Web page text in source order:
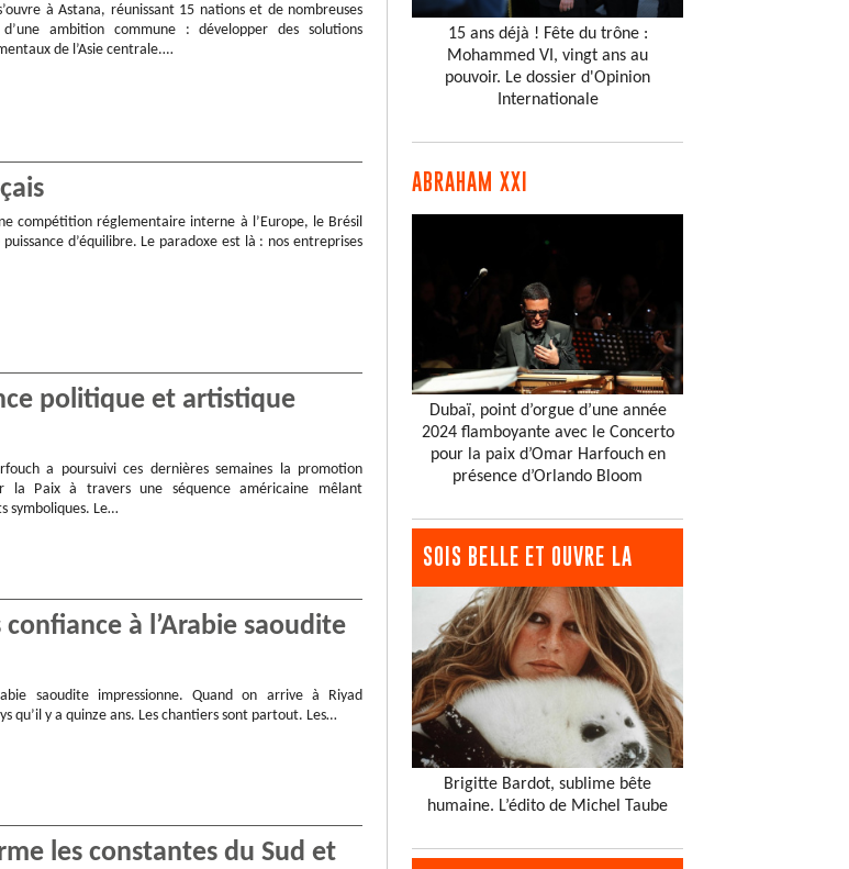
à Astana, réunissant 15 nations et de nombreuses
ambition commune : développer des solutions
de l’Asie centrale.…
compétition réglementaire interne à l’Europe, le Brésil
d’équilibre. Le paradoxe est là : nos entreprises
politique et artistique
a poursuivi ces dernières semaines la promotion
la Paix à travers une séquence américaine mêlant
symboliques. Le…
à l’Arabie saoudite
saoudite impressionne. Quand on arrive à Riyad
qu’il y a quinze ans. Les chantiers sont partout. Les…
les constantes du Sud et
15 ans déjà ! Fête du trône :
Mohammed VI, vingt ans au
pouvoir. Le dossier d'Opinion
Internationale
ABRAHAM XXI
Dubaï, point d’orgue d’une année
2024 flamboyante avec le Concerto
pour la paix d’Omar Harfouch en
présence d’Orlando Bloom
SOIS BELLE ET OUVRE LA
Brigitte Bardot, sublime bête
humaine. L’édito de Michel Taube